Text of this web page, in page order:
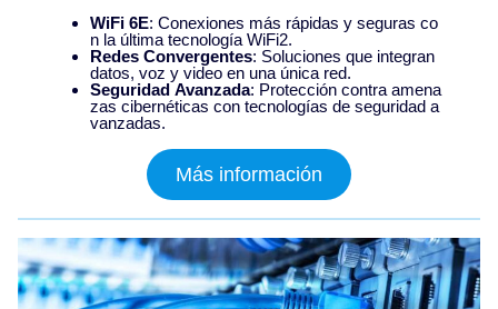
WiFi 6E: Conexiones más rápidas y seguras co
n la última tecnología WiFi2.
Redes Convergentes: Soluciones que integran
datos, voz y video en una única red.
Seguridad Avanzada: Protección contra amena
zas cibernéticas con tecnologías de seguridad a
vanzadas.
Más información